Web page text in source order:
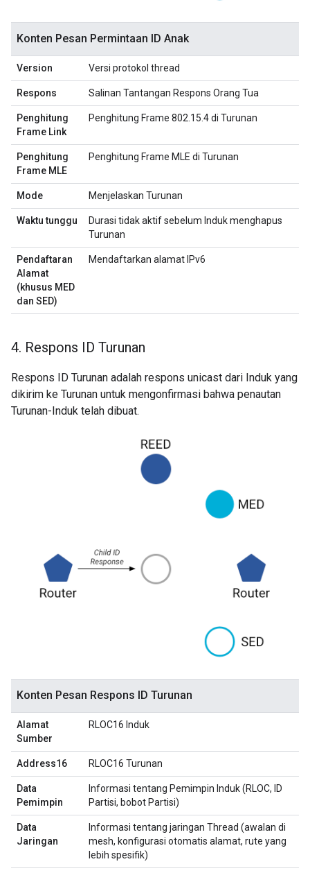
Konten Pesan Permintaan ID Anak
Version Versi protokol thread
Respons Salinan Tantangan Respons Orang Tua
Penghitung
Frame Link
Penghitung Frame 802.15.4 di Turunan
Penghitung
Frame MLE
Penghitung Frame MLE di Turunan
Mode Menjelaskan Turunan
Waktu tunggu
Durasi tidak aktif sebelum Induk menghapus
Turunan
Pendaftaran
Alamat
(khusus MED
dan SED)
Mendaftarkan alamat IPv6
4. Respons ID Turunan
Respons ID Turunan adalah respons unicast dari Induk yang
dikirim ke Turunan untuk mengonfirmasi bahwa penautan
Turunan-Induk telah dibuat.
Konten Pesan Respons ID Turunan
Alamat
Sumber
RLOC16 Induk
Address16 RLOC16 Turunan
Data
Pemimpin
Informasi tentang Pemimpin Induk (RLOC, ID
Partisi, bobot Partisi)
Data
Jaringan
Informasi tentang jaringan Thread (awalan di
mesh, konfigurasi otomatis alamat, rute yang
lebih spesifik)